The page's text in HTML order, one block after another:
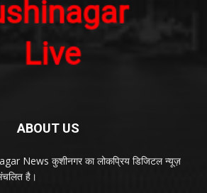
ABOUT US
News कुशीनगर का लोकप्रिय डिजिटल न्यूज़
है।